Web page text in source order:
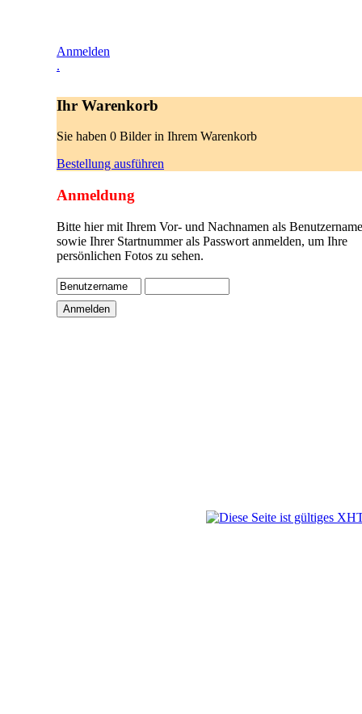
Anmelden
.
Ihr Warenkorb
Sie haben 0 Bilder in Ihrem Warenkorb
Bestellung ausführen
Anmeldung
Bitte hier mit Ihrem Vor- und Nachnamen als
sowie Ihrer Startnummer als Passwort anmelden, um Ihre
persönlichen Fotos zu sehen.